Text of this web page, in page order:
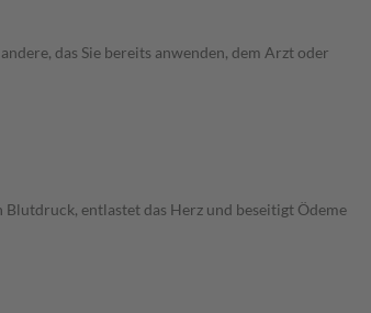
das Sie bereits anwenden, dem Arzt oder
entlastet das Herz und beseitigt Ödeme